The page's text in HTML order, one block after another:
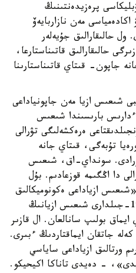
پرەزيدەنتىنىڭ
مەن نازاربايەۆ
حالىقارالىق جۇيەلەر
حالىقارالىق قاتىناستارعا،
جاپون- قىتاي قاتىناستارىنا
شىعىس ازيا مەن جاپونياداعى
ءدارىس بارىسىندا شىعىس
ەرەكشەلىگى تۋرالى
تۇبەگى، قىتاي جانە
سونداي-اق، شىعىس
دا اڭگىمە قوزعادىم. بۇل
ازياداعى ەكونوميكالىق
عاجايىپ» دەپ تە ايتادى. 1960-جىلدارى شىعىس ازيانىڭ
بولىپ سانالعان. ال قازىر
جاتقان ايماقتاردىڭ ءبىرى.
ورتالىق ازياداعى ساياسي
- دەيدى تاناكا اكيحيكو.